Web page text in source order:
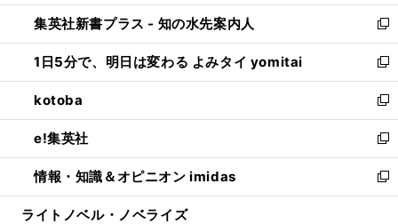
開
く
ン
ド
ウ
で
開
く
ウ
ィ
ン
ド
ウ
で
開
く
し
い
ウ
ィ
ン
ド
ウ
で
開
く
集英社新書プラス - 知の水先案内人
新
し
い
ウ
ィ
ン
ド
ウ
で
開
1日5分で、明日は変わる よみタイ yomitai
新
し
い
ウ
ィ
ン
ド
ウ
kotoba
新
し
い
ウ
ィ
ン
e!集英社
新
し
い
ウ
情報・知識＆オピニオン imidas
新
し
ライトノベル・ノベライズ